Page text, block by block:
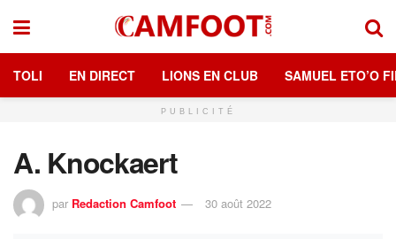
TOLI EN DIRECT LIONS EN CLUB SAMUEL ETO’O
PUBLICITÉ
A. Knockaert
par Redaction Camfoot 30 août 2022